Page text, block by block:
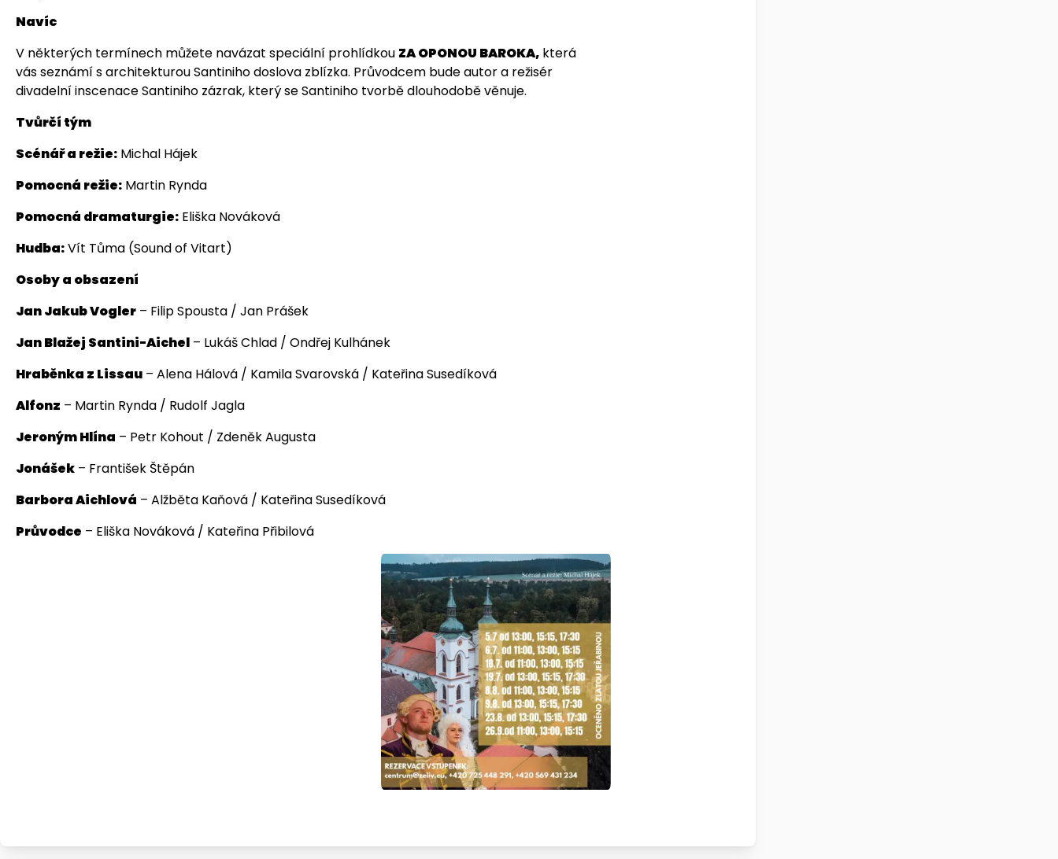
Navíc
V některých termínech můžete navázat speciální prohlídkou ZA OPONOU BAROKA, která
vás seznámí s architekturou Santiniho doslova zblízka. Průvodcem bude autor a režisér
divadelní inscenace Santiniho zázrak, který se Santiniho tvorbě dlouhodobě věnuje.
Tvůrčí tým
Scénář a režie: Michal Hájek
Pomocná režie: Martin Rynda
Pomocná dramaturgie: Eliška Nováková
Hudba:Vít Tůma (Sound of Vitart)
Osoby a obsazení
Jan Jakub Vogler – Filip Spousta / Jan Prášek
Jan Blažej Santini-Aichel – Lukáš Chlad / Ondřej Kulhánek
Hraběnka z Lissau – Alena Hálová / Kamila Svarovská / Kateřina Susedíková
Alfonz – Martin Rynda / Rudolf Jagla
Jeroným Hlína – Petr Kohout / Zdeněk Augusta
Jonášek – František Štěpán
Barbora Aichlová – Alžběta Kaňová / Kateřina Susedíková
Průvodce – Eliška Nováková / Kateřina Přibilová